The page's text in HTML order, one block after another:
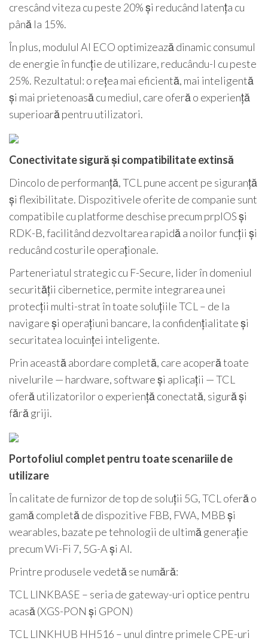
crescând viteza cu peste 20% și reducând latența cu
până la 15%.
În plus, modulul AI ECO optimizează dinamic consumul
de energie în funcție de utilizare, reducându-l cu peste
25%. Rezultatul: o rețea mai eficientă, mai inteligentă
și mai prietenoasă cu mediul, care oferă o experiență
superioară pentru utilizatori.
Conectivitate sigură și compatibilitate extinsă
Dincolo de performanță, TCL pune accent pe siguranță
și flexibilitate. Dispozitivele oferite de companie sunt
compatibile cu platforme deschise precum prplOS și
RDK-B, facilitând dezvoltarea rapidă a noilor funcții și
reducând costurile operaționale.
Parteneriatul strategic cu F-Secure, lider în domeniul
securității cibernetice, permite integrarea unei
protecții multi-strat în toate soluțiile TCL – de la
navigare și operațiuni bancare, la confidențialitate și
securitatea locuinței inteligente.
Prin această abordare completă, care acoperă toate
nivelurile — hardware, software și aplicații — TCL
oferă utilizatorilor o experiență conectată, sigură și
fără griji.
Portofoliul complet pentru toate scenariile de
utilizare
În calitate de furnizor de top de soluții 5G, TCL oferă o
gamă completă de dispozitive FBB, FWA, MBB și
wearables, bazate pe tehnologii de ultimă generație
precum Wi-Fi 7, 5G-A și AI.
Printre produsele vedetă se numără:
TCL LINKBASE – seria de gateway-uri optice pentru
acasă (XGS-PON și GPON)
TCL LINKHUB HH516 – unul dintre primele CPE-uri